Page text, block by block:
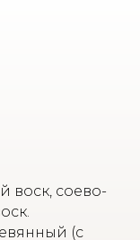
воск, соево-
(с